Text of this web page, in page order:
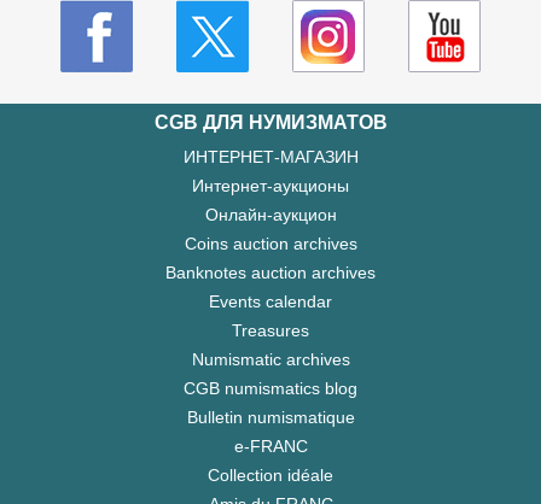
CGB ДЛЯ НУМИЗМАТОВ
ИНТЕРНЕТ-МАГАЗИН
Интернет-аукционы
Онлайн-аукцион
Coins auction archives
Banknotes auction archives
Events calendar
Treasures
Numismatic archives
CGB numismatics blog
Bulletin numismatique
e-FRANC
Collection idéale